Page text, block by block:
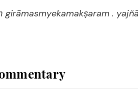
girāmasmyekamakṣaram .